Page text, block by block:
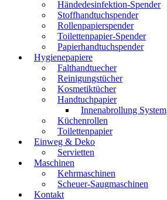
Händedesinfektion-Spender
Stoffhandtuchspender
Rollenpapierspender
Toilettenpapier-Spender
Papierhandtuchspender
Hygienepapiere
Falthandtuecher
Reinigungstücher
Kosmetiktücher
Handtuchpapier
Innenabrollung System
Küchenrollen
Toilettenpapier
Einweg & Deko
Servietten
Maschinen
Kehrmaschinen
Scheuer-Saugmaschinen
Kontakt